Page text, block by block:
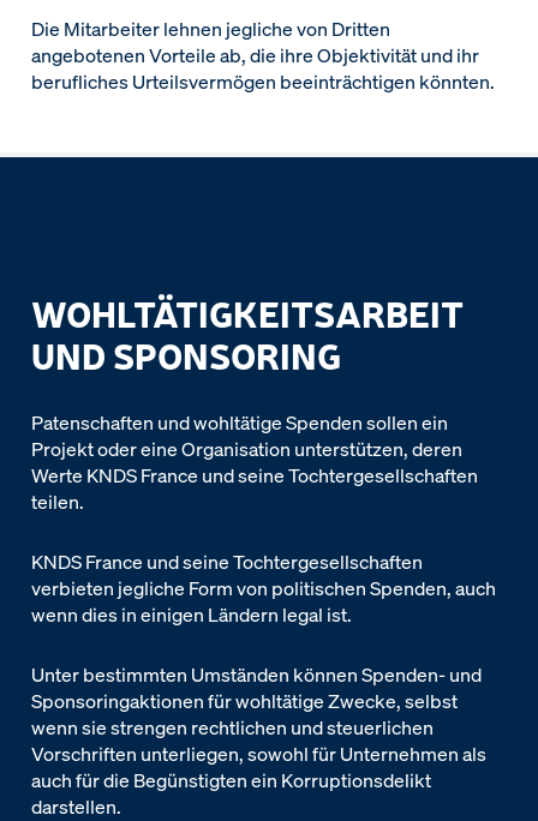
Die Mitarbeiter lehnen jegliche von Dritten
angebotenen Vorteile ab, die ihre Objektivität und ihr
berufliches Urteilsvermögen beeinträchtigen könnten.
WOHLTÄTIGKEITSARBEIT
UND SPONSORING
Patenschaften und wohltätige Spenden sollen ein
Projekt oder eine Organisation unterstützen, deren
Werte KNDS France und seine Tochtergesellschaften
teilen.
KNDS France und seine Tochtergesellschaften
verbieten jegliche Form von politischen Spenden, auch
wenn dies in einigen Ländern legal ist.
Unter bestimmten Umständen können Spenden- und
Sponsoringaktionen für wohltätige Zwecke, selbst
wenn sie strengen rechtlichen und steuerlichen
Vorschriften unterliegen, sowohl für Unternehmen als
auch für die Begünstigten ein Korruptionsdelikt
darstellen.